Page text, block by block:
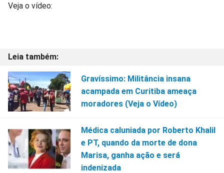
Veja o vídeo:
Gravíssimo: Militância insana
acampada em Curitiba ameaça
moradores (Veja o Vídeo)
Médica caluniada por Roberto Khalil
e PT, quando da morte de dona
Marisa, ganha ação e será
indenizada